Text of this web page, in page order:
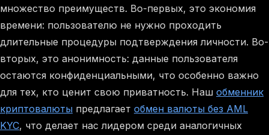
множество преимуществ. Во-первых, это экономия
времени: пользователю не нужно проходить
длительные процедуры подтверждения личности. Во-
вторых, это анонимность: данные пользователя
остаются конфиденциальными, что особенно важно
для тех, кто ценит свою приватность. Наш обменник
криптовалюты предлагает обмен валюты без AML
KYC, что делает нас лидером среди аналогичных